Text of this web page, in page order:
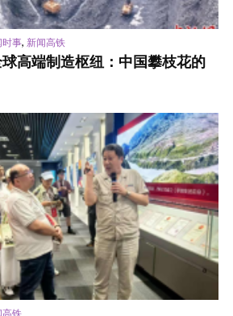
时事, 新闻高铁
高端制造枢纽：中国攀枝花的
高铁